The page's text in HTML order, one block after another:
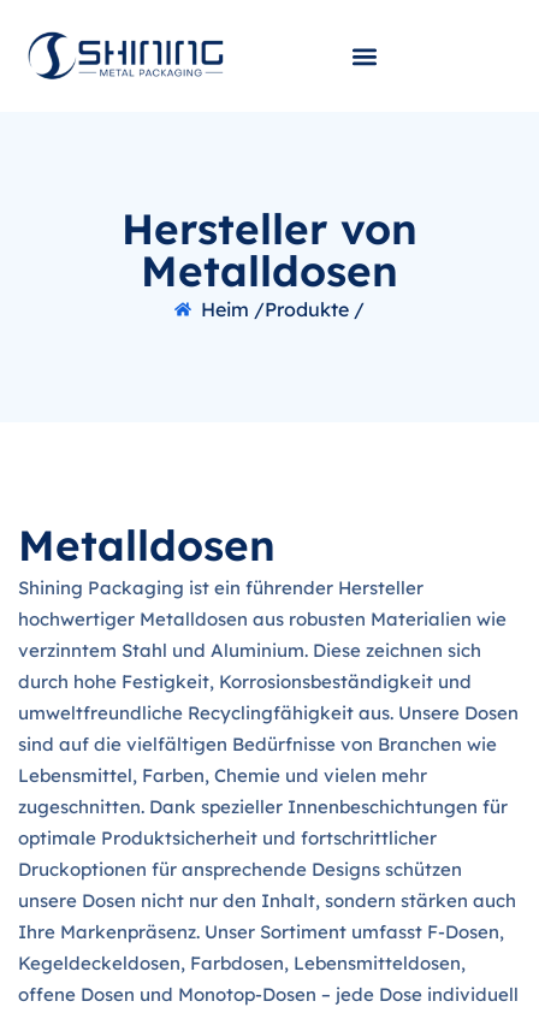
Hersteller von
Metalldosen
Heim /Produkte /
Metalldosen
Shining Packaging ist ein führender Hersteller
hochwertiger Metalldosen aus robusten Materialien wie
verzinntem Stahl und Aluminium. Diese zeichnen sich
durch hohe Festigkeit, Korrosionsbeständigkeit und
umweltfreundliche Recyclingfähigkeit aus. Unsere Dosen
sind auf die vielfältigen Bedürfnisse von Branchen wie
Lebensmittel, Farben, Chemie und vielen mehr
zugeschnitten. Dank spezieller Innenbeschichtungen für
optimale Produktsicherheit und fortschrittlicher
Druckoptionen für ansprechende Designs schützen
unsere Dosen nicht nur den Inhalt, sondern stärken auch
Ihre Markenpräsenz. Unser Sortiment umfasst F-Dosen,
Kegeldeckeldosen, Farbdosen, Lebensmitteldosen,
offene Dosen und Monotop-Dosen – jede Dose individuell